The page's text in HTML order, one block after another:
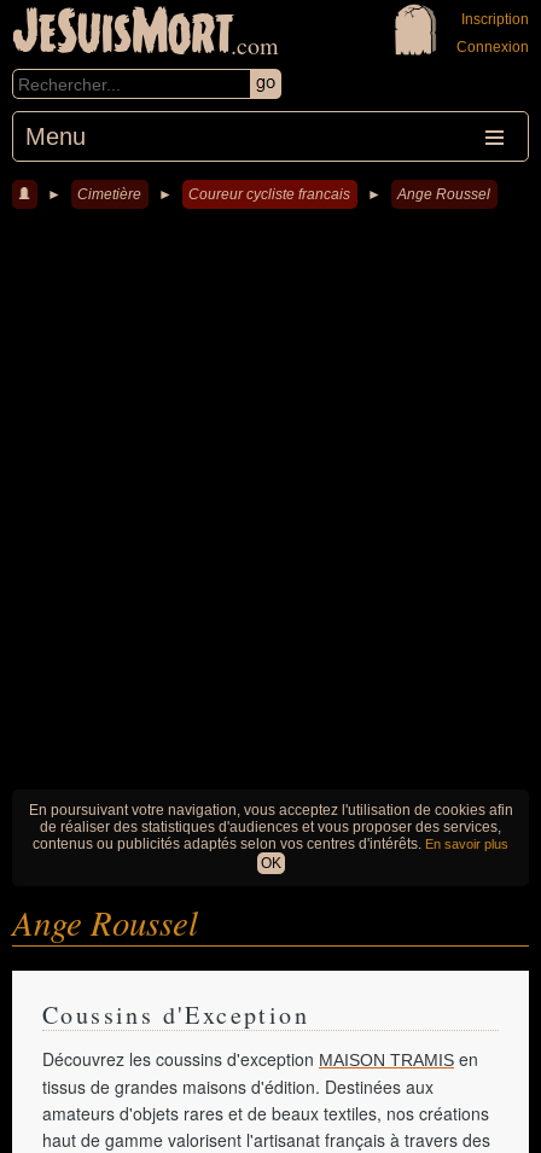
JeSuisMort.com
Menu
Inscription
Connexion
► Cimetière ► Coureur cycliste francais ► Ange Roussel
En poursuivant votre navigation, vous acceptez l'utilisation de cookies afin
de réaliser des statistiques d'audiences et vous proposer des services,
contenus ou publicités adaptés selon vos centres d'intérêts. En savoir plus
OK
Ange Roussel
Coussins d'Exception
Découvrez les coussins d'exception MAISON TRAMIS en
tissus de grandes maisons d'édition. Destinées aux
amateurs d'objets rares et de beaux textiles, nos créations
haut de gamme valorisent l'artisanat français à travers des